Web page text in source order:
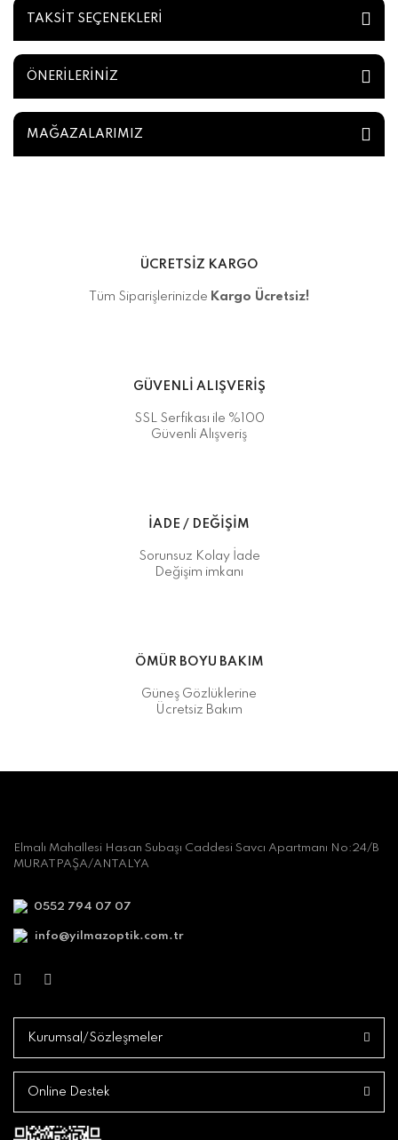
TAKSİT SEÇENEKLERİ
ÖNERİLERİNİZ
MAĞAZALARIMIZ
ÜCRETSİZ KARGO
Tüm Siparişlerinizde Kargo Ücretsiz!
GÜVENLİ ALIŞVERİŞ
SSL Serfikası ile %100
Güvenli Alışveriş
İADE / DEĞİŞİM
Sorunsuz Kolay İade
Değişim imkanı
ÖMÜR BOYU BAKIM
Güneş Gözlüklerine
Ücretsiz Bakım
Elmalı Mahallesi Hasan Subaşı Caddesi Savcı Apartmanı No:24/B
MURATPAŞA/ANTALYA
0552 794 07 07
info@yilmazoptik.com.tr
Kurumsal/Sözleşmeler
Online Destek